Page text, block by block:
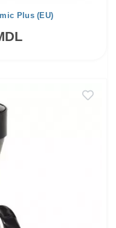
Plus (EU)